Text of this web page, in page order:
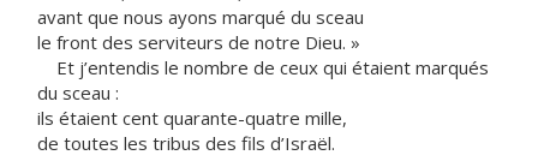
avant que nous ayons marqué du sceau
le front des serviteurs de notre Dieu. »
Et j’entendis le nombre de ceux qui étaient marqués
du sceau :
ils étaient cent quarante-quatre mille,
de toutes les tribus des fils d’Israël.